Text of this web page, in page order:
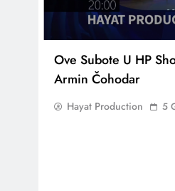
Ove Subote U HP
Armin Čohodar
Hayat Production 5